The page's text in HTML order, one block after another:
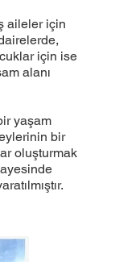
aileler için
için ise
alanı
yaşam
bir
oluşturmak